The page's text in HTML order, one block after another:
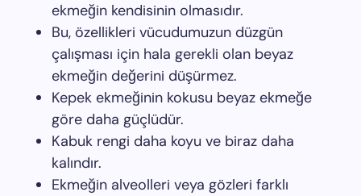
ekmeğin kendisinin olmasıdır.
Bu, özellikleri vücudumuzun düzgün
çalışması için hala gerekli olan beyaz
ekmeğin değerini düşürmez.
Kepek ekmeğinin kokusu beyaz ekmeğe
göre daha güçlüdür.
Kabuk rengi daha koyu ve biraz daha
kalındır.
Ekmeğin alveolleri veya gözleri farklı